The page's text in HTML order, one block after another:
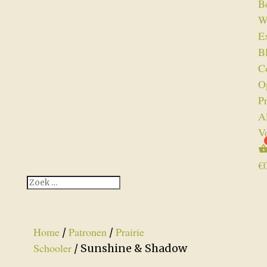
€
Home/Patronen/Prairie
Schooler/ Sunshine & Shadow